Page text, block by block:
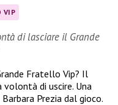
VIP
di lasciare il Grande
Fratello Vip? Il
di uscire. Una
Prezia dal gioco.